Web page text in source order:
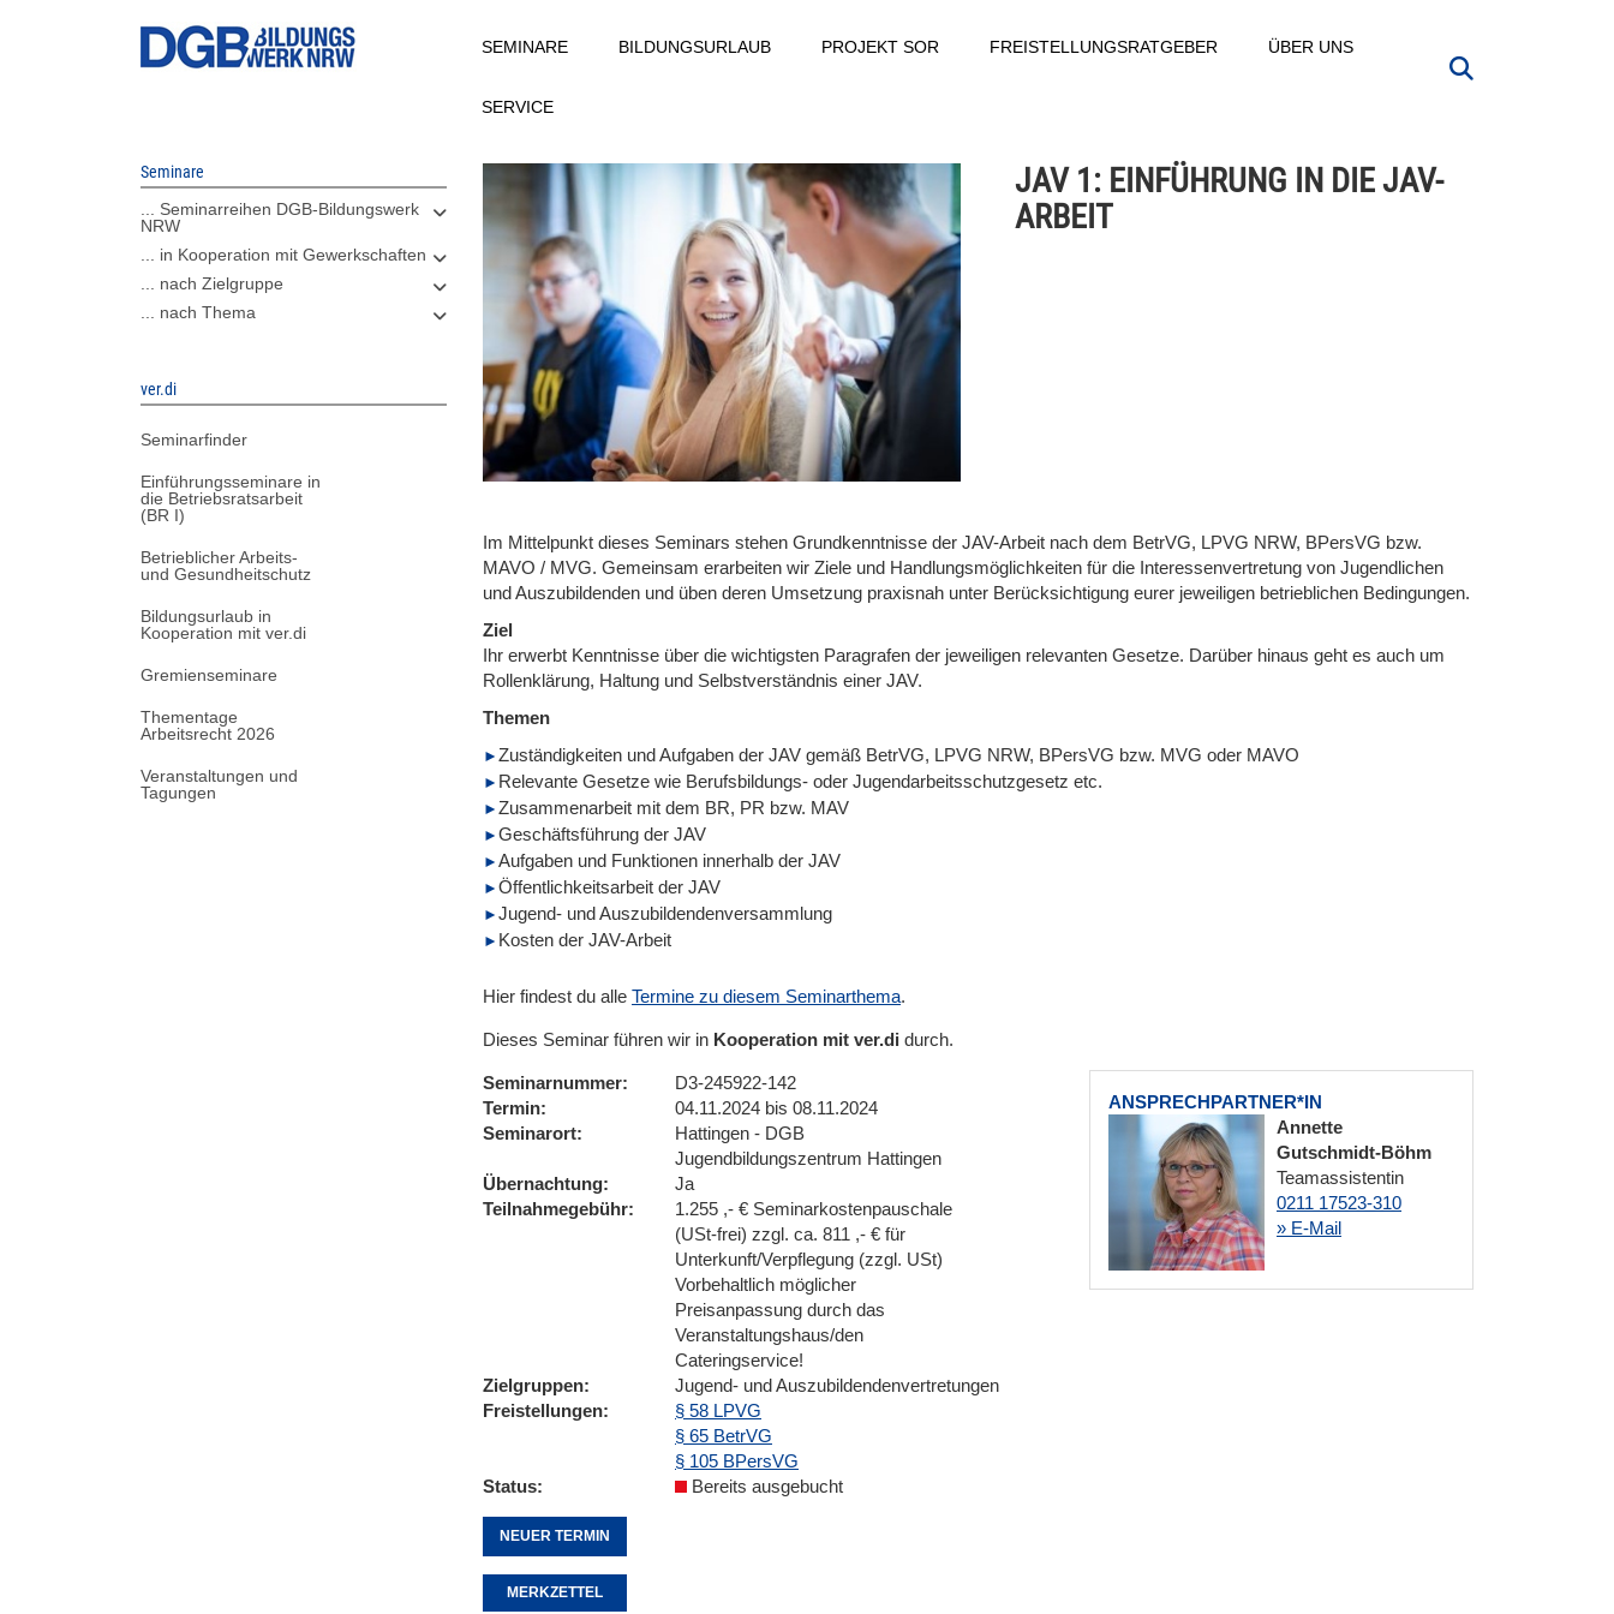
SEMINARE BILDUNGSURLAUB PROJEKT SOR FREISTELLUNGSRATGEBER ÜBER UNS
SERVICE
Seminare
... Seminarreihen DGB-Bildungswerk
NRW
... in Kooperation mit Gewerkschaften
... nach Zielgruppe
... nach Thema
ver.di
Seminarfinder
Einführungsseminare in
die Betriebsratsarbeit
(BR I)
Betrieblicher Arbeits-
und Gesundheitschutz
Bildungsurlaub in
Kooperation mit ver.di
Gremienseminare
Thementage
Arbeitsrecht 2026
Veranstaltungen und
Tagungen
JAV 1: EINFÜHRUNG IN DIE JAV-
ARBEIT
Im Mittelpunkt dieses Seminars stehen Grundkenntnisse der JAV-Arbeit nach dem BetrVG, LPVG NRW, BPersVG bzw.
MAVO / MVG. Gemeinsam erarbeiten wir Ziele und Handlungsmöglichkeiten für die Interessenvertretung von Jugendlichen
und Auszubildenden und üben deren Umsetzung praxisnah unter Berücksichtigung eurer jeweiligen betrieblichen Bedingungen.
Ziel
Ihr erwerbt Kenntnisse über die wichtigsten Paragrafen der jeweiligen relevanten Gesetze. Darüber hinaus geht es auch um
Rollenklärung, Haltung und Selbstverständnis einer JAV.
Themen
Zuständigkeiten und Aufgaben der JAV gemäß BetrVG, LPVG NRW, BPersVG bzw. MVG oder MAVO
Relevante Gesetze wie Berufsbildungs- oder Jugendarbeitsschutzgesetz etc.
Zusammenarbeit mit dem BR, PR bzw. MAV
Geschäftsführung der JAV
Aufgaben und Funktionen innerhalb der JAV
Öffentlichkeitsarbeit der JAV
Jugend- und Auszubildendenversammlung
Kosten der JAV-Arbeit
Hier findest du alle Termine zu diesem Seminarthema.
Dieses Seminar führen wir in Kooperation mit ver.di durch.
ANSPRECHPARTNER*IN
Annette
Gutschmidt-Böhm
Teamassistentin
0211 17523-310
» E-Mail
Seminarnummer
D3-245922-142
Termin
04.11.2024 bis 08.11.2024
Seminarort
Hattingen - DGB
Jugendbildungszentrum Hattingen
Übernachtung
Ja
Teilnahmegebühr
1.255 ,- € Seminarkostenpauschale
(USt-frei) zzgl. ca. 811 ,- € für
Unterkunft/Verpflegung (zzgl. USt)
Vorbehaltlich möglicher
Preisanpassung durch das
Veranstaltungshaus/den
Cateringservice!
Zielgruppen
Jugend- und Auszubildendenvertretungen
Freistellungen
§ 58 LPVG
§ 65 BetrVG
§ 105 BPersVG
Status
Bereits ausgebucht
NEUER TERMIN
MERKZETTEL